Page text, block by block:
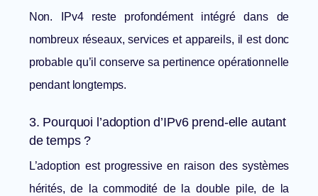
Non. IPv4 reste profondément intégré dans de
nombreux réseaux, services et appareils, il est donc
probable qu’il conserve sa pertinence opérationnelle
pendant longtemps.
3. Pourquoi l’adoption d’IPv6 prend-elle autant
de temps ?
L’adoption est progressive en raison des systèmes
hérités, de la commodité de la double pile, de la